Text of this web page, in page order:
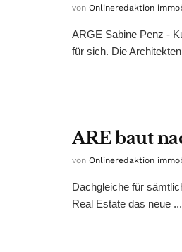
von Onlineredaktion
ARGE Sabine Penz -
für sich. Die
ARE baut
von Onlineredaktion
Dachgleiche für
Real Estate das neue ...